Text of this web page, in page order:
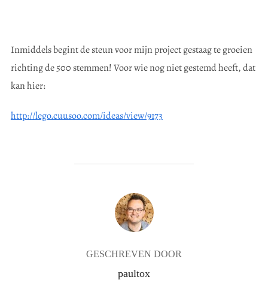
Inmiddels begint de steun voor mijn project gestaag te groeien
richting de 500 stemmen! Voor wie nog niet gestemd heeft, dat
kan hier:
http://lego.cuusoo.com/ideas/view/9173
BERICHTAUTEUR
GESCHREVEN DOOR
paultox